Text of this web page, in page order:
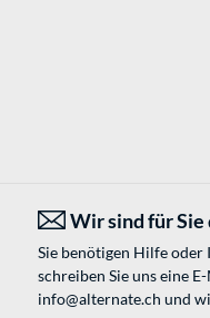
Wir sind für Sie
Sie benötigen Hilfe
schreiben Sie uns eine
info@alternate.ch und